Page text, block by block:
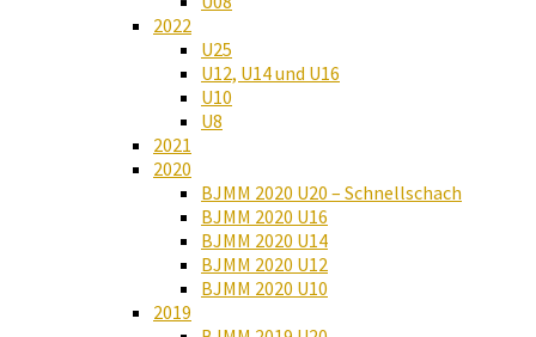
2022
U25
U12, U14 und U16
U10
U8
2021
2020
BJMM 2020 U20 – Schnellschach
BJMM 2020 U16
BJMM 2020 U14
BJMM 2020 U12
BJMM 2020 U10
2019